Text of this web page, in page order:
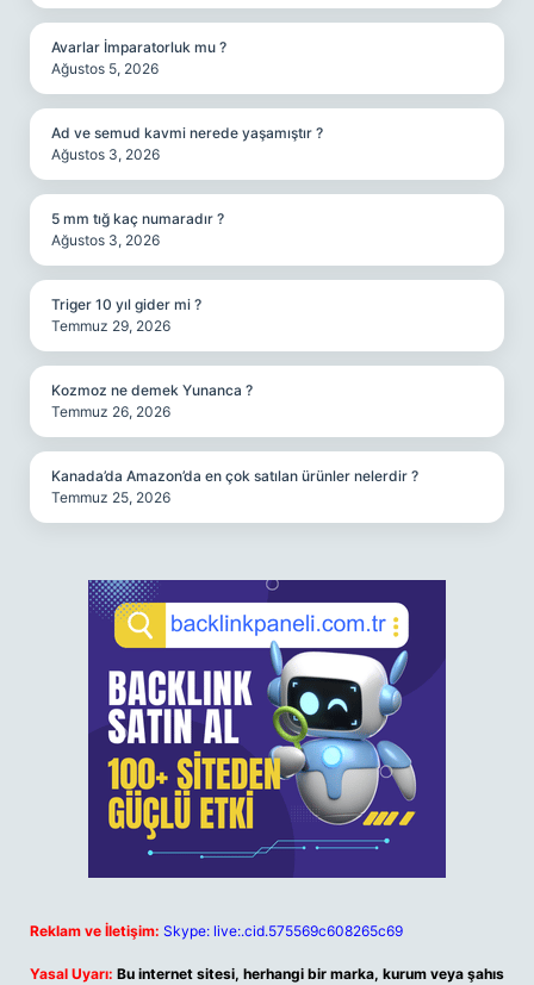
Avarlar İmparatorluk mu ?
Ağustos 5, 2026
Ad ve semud kavmi nerede yaşamıştır ?
Ağustos 3, 2026
5 mm tığ kaç numaradır ?
Ağustos 3, 2026
Triger 10 yıl gider mi ?
Temmuz 29, 2026
Kozmoz ne demek Yunanca ?
Temmuz 26, 2026
Kanada’da Amazon’da en çok satılan ürünler nelerdir ?
Temmuz 25, 2026
Reklam ve İletişim: Skype: live:.cid.575569c608265c69
Yasal Uyarı: Bu internet sitesi, herhangi bir marka, kurum veya şahıs